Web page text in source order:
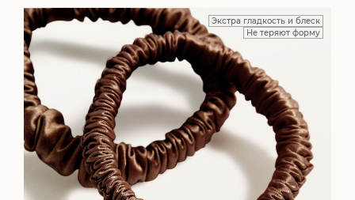
Экстра гладкость и блеск
Не теряют форму